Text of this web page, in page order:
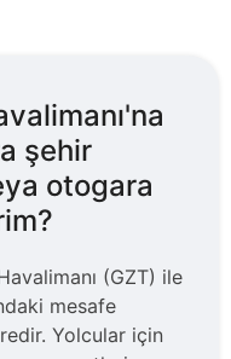
şehir
otogara
(GZT) ile
mesafe
Yolcular için